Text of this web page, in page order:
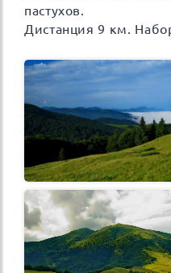
пастухов.
Дистанция 9 км.